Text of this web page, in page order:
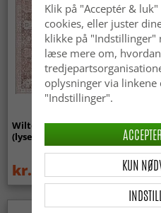
Wilton-tæppe - Gombalia
(lyserød)
kr.329
Klik på "Acceptér &
cookies, eller juster
klikke på "Indstillinger"
læse mere om, hvordan
oplysninger via
"Indstillinger".
KUN